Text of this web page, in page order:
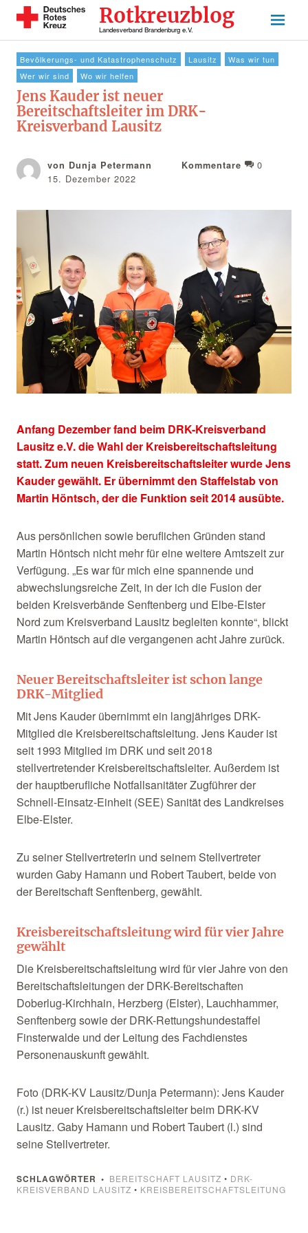
Rotkreuzblog
Landesverband Brandenburg e.V.
Bevölkerungs- und Katastrophenschutz Lausitz
Was wir tun
Wer wir sind
Wo wir helfen
Jens Kauder ist neuer
Bereitschaftsleiter im DRK-
Kreisverband Lausitz
von Dunja Petermann
15. Dezember 2022
Kommentare 0
Anfang Dezember fand beim DRK-Kreisverband
Lausitz e.V. die Wahl der Kreisbereitschaftsleitung
statt. Zum neuen Kreisbereitschaftsleiter wurde Jens
Kauder gewählt. Er übernimmt den Staffelstab von
Martin Höntsch, der die Funktion seit 2014 ausübte.
Aus persönlichen sowie beruflichen Gründen stand
Martin Höntsch nicht mehr für eine weitere Amtszeit zur
Verfügung. „Es war für mich eine spannende und
abwechslungsreiche Zeit, in der ich die Fusion der
beiden Kreisverbände Senftenberg und Elbe-Elster
Nord zum Kreisverband Lausitz begleiten konnte“, blickt
Martin Höntsch auf die vergangenen acht Jahre zurück.
Neuer Bereitschaftsleiter ist schon lange
DRK-Mitglied
Mit Jens Kauder übernimmt ein langjähriges DRK-
Mitglied die Kreisbereitschaftsleitung. Jens Kauder ist
seit 1993 Mitglied im DRK und seit 2018
stellvertretender Kreisbereitschaftsleiter. Außerdem ist
der hauptberufliche Notfallsanitäter Zugführer der
Schnell-Einsatz-Einheit (SEE) Sanität des Landkreises
Elbe-Elster.
Zu seiner Stellvertreterin und seinem Stellvertreter
wurden Gaby Hamann und Robert Taubert, beide von
der Bereitschaft Senftenberg, gewählt.
Kreisbereitschaftsleitung wird für vier Jahre
gewählt
Die Kreisbereitschaftsleitung wird für vier Jahre von den
Bereitschaftsleitungen der DRK-Bereitschaften
Doberlug-Kirchhain, Herzberg (Elster), Lauchhammer,
Senftenberg sowie der DRK-Rettungshundestaffel
Finsterwalde und der Leitung des Fachdienstes
Personenauskunft gewählt.
Foto (DRK-KV Lausitz/Dunja Petermann): Jens Kauder
(r.) ist neuer Kreisbereitschaftsleiter beim DRK-KV
Lausitz. Gaby Hamann und Robert Taubert (l.) sind
seine Stellvertreter.
SCHLAGWÖRTER BEREITSCHAFT LAUSITZ • DRK-
KREISVERBAND LAUSITZ • KREISBEREITSCHAFTSLEITUNG